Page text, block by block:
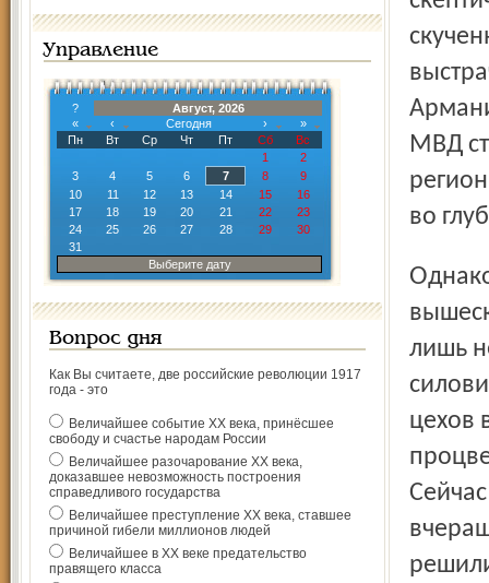
Управление
?
Август, 2026
«
‹ Сегодня ›
»
Пн
Вт Ср Чт Пт Сб
Вс
1
2
3
4 5 6 7 8
9
10
11 12 13 14 15
16
17
18 19 20 21 22
23
24
25 26 27 28 29
30
31
Выберите дату
Вопрос дня
Как Вы считаете, две российские революции 1917
года - это
Величайшее событие ХХ века, принёсшее
свободу и счастье народам России
Величайшее разочарование ХХ века,
доказавшее невозможность построения
справедливого государства
Величайшее преступление ХХ века, ставшее
причиной гибели миллионов людей
Величайшее в ХХ веке предательство
правящего класса
МВД
во
Однако ради справедливости следует заметить, что из
лишь
цехов